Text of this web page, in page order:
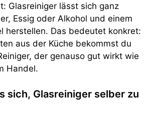
Glasreiniger lässt sich ganz
Essig oder Alkohol und einem
herstellen. Das bedeutet konkret:
aus der Küche bekommst du
der genauso gut wirkt wie
Handel.
sich, Glasreiniger selber zu